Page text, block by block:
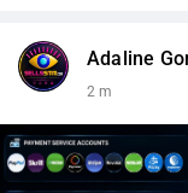
#paypal
#sellssmm
Adaline
2 m